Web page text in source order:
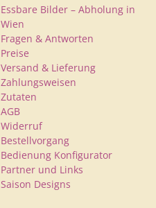
Essbare Bilder – Abholung in
Wien
Fragen & Antworten
Preise
Versand & Lieferung
Zahlungsweisen
Zutaten
AGB
Widerruf
Bestellvorgang
Bedienung Konfigurator
Partner und Links
Saison Designs